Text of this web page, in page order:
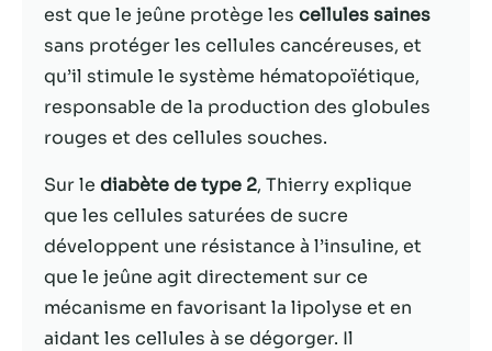
est que le jeûne protège les cellules saines
sans protéger les cellules cancéreuses, et
qu’il stimule le système hématopoïétique,
responsable de la production des globules
rouges et des cellules souches.
Sur le diabète de type 2, Thierry explique
que les cellules saturées de sucre
développent une résistance à l’insuline, et
que le jeûne agit directement sur ce
mécanisme en favorisant la lipolyse et en
aidant les cellules à se dégorger. Il
Afin que notre
site Web
fonctionne
possible lors
de votre visite.
Si vous refusez
ces cookies,
certaines
disparaîtront
du site Web.